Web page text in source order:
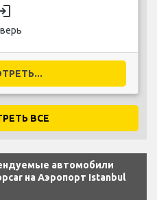
ВСЕ
автомобили
на Аэропорт Istanbul